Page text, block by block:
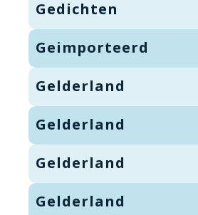
Gedichten
Geimporteerd
Gelderland
Gelderland
Gelderland
Gelderland